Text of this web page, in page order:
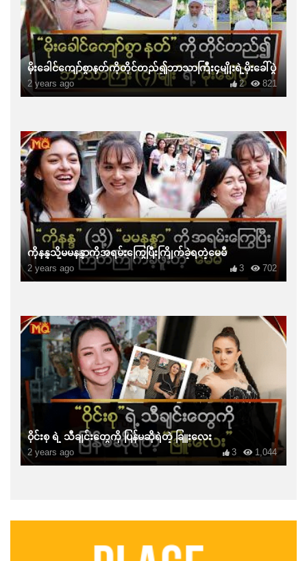
မိုးခေါင်ကျော်စွာနတ်ကိုတိုင်တည်၍ဘာသာကြီး၄မျိုးရဲ့မိုးခေါ်ပွဲ
2 years ago 821
2
ကိုနန္ဒသို့မမနန္ဒာကိုအရမ်းကြွေပြီးကြိုက်ခဲ့ရတဲ့မေမီ
2 years ago 702
3
ဝိုင်းစု ရဲ့ သီချင်းတွေကို ပြန်မဆိုရဲတဲ့ ခြူးလေး
2 years ago 1,044
3